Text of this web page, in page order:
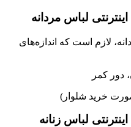
لباس مردانه
لازم است که اندازه‌های
دور کمر
خرید شلوار)
لباس زنانه